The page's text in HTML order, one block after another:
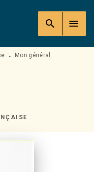
search menu
• Mon général